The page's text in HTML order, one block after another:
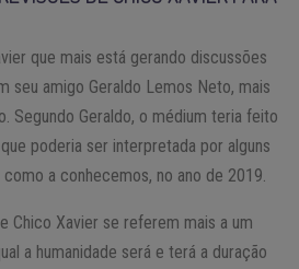
que mais está gerando discussões
seu amigo Geraldo Lemos Neto, mais
Segundo Geraldo, o médium teria feito
poderia ser interpretada por alguns
a conhecemos, no ano de 2019.
Chico Xavier se referem mais a um
a humanidade será e terá a duração